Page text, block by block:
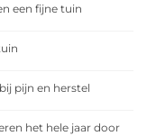
een fijne tuin
pijn en herstel
het hele jaar door